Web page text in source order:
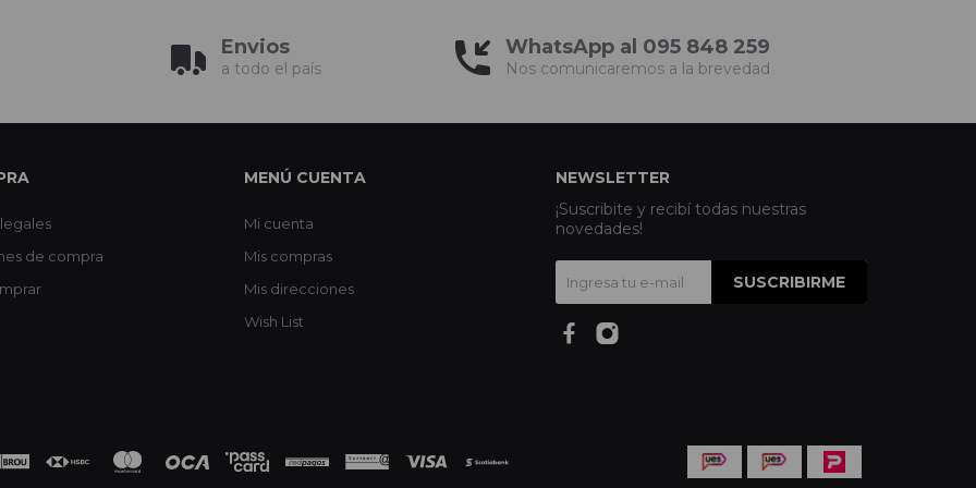
Envios
a todo el país
WhatsApp al 095 848 259
Nos comunicaremos a la brevedad
de compra
MENÚ CUENTA
Mi cuenta
Mis compras
Mis direcciones
Wish List
NEWSLETTER
¡Suscribite y recibí todas nuestras
novedades!
SUSCRIBIRME